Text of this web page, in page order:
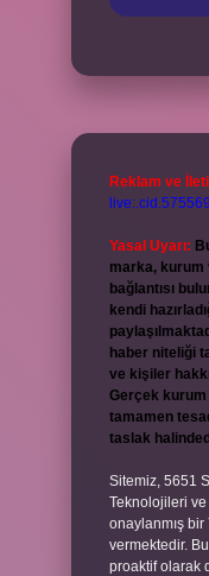
Reklam ve
Yasal Uyarı:
marka, kurum
bağlantısı
kendi
haber niteliği
ve kişiler
Gerçek
tamamen
taslak
Sitemiz, 5651
Teknolojileri ve
onaylanmış bir
vermektedir.
proaktif olarak